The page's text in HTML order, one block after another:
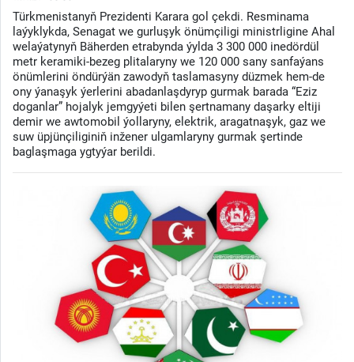
Türkmenistanyň Prezidenti Karara gol çekdi. Resminama
laýyklykda, Senagat we gurluşyk önümçiligi ministrligine Ahal
welaýatynyň Bäherden etrabynda ýylda 3 300 000 inedördül
metr keramiki-bezeg plitalaryny we 120 000 sany sanfaýans
önümlerini öndürýän zawodyň taslamasyny düzmek hem-de
ony ýanaşyk ýerlerini abadanlaşdyryp gurmak barada “Eziz
doganlar” hojalyk jemgyýeti bilen şertnamany daşarky eltiji
demir we awtomobil ýollaryny, elektrik, aragatnaşyk, gaz we
suw üpjünçiliginiň inžener ulgamlaryny gurmak şertinde
baglaşmaga ygtyýar berildi.